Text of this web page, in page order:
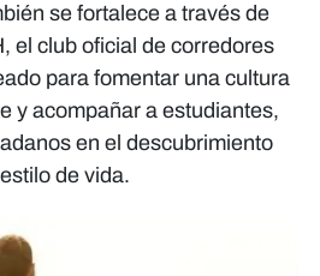
se fortalece a través de
el club oficial de corredores
para fomentar una cultura
y acompañar a estudiantes,
en el descubrimiento
de vida.